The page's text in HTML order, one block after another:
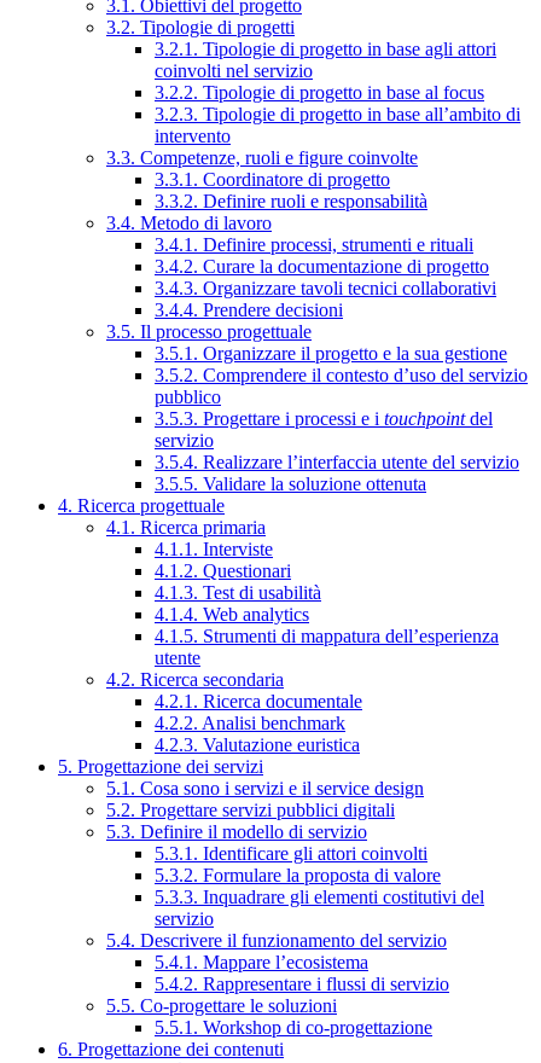
3.1. Obiettivi del progetto
3.2. Tipologie di progetti
3.2.1. Tipologie di progetto in base agli attori
coinvolti nel servizio
3.2.2. Tipologie di progetto in base al focus
3.2.3. Tipologie di progetto in base all’ambito di
intervento
3.3. Competenze, ruoli e figure coinvolte
3.3.1. Coordinatore di progetto
3.3.2. Definire ruoli e responsabilità
3.4. Metodo di lavoro
3.4.1. Definire processi, strumenti e rituali
3.4.2. Curare la documentazione di progetto
3.4.3. Organizzare tavoli tecnici collaborativi
3.4.4. Prendere decisioni
3.5. Il processo progettuale
3.5.1. Organizzare il progetto e la sua gestione
3.5.2. Comprendere il contesto d’uso del servizio
pubblico
3.5.3. Progettare i processi e i touchpointdel
servizio
3.5.4. Realizzare l’interfaccia utente del servizio
3.5.5. Validare la soluzione ottenuta
4. Ricerca progettuale
4.1. Ricerca primaria
4.1.1. Interviste
4.1.2. Questionari
4.1.3. Test di usabilità
4.1.4. Web analytics
4.1.5. Strumenti di mappatura dell’esperienza
utente
4.2. Ricerca secondaria
4.2.1. Ricerca documentale
4.2.2. Analisi benchmark
4.2.3. Valutazione euristica
5. Progettazione dei servizi
5.1. Cosa sono i servizi e il service design
5.2. Progettare servizi pubblici digitali
5.3. Definire il modello di servizio
5.3.1. Identificare gli attori coinvolti
5.3.2. Formulare la proposta di valore
5.3.3. Inquadrare gli elementi costitutivi del
servizio
5.4. Descrivere il funzionamento del servizio
5.4.1. Mappare l’ecosistema
5.4.2. Rappresentare i flussi di servizio
5.5. Co-progettare le soluzioni
5.5.1. Workshop di co-progettazione
6. Progettazione dei contenuti